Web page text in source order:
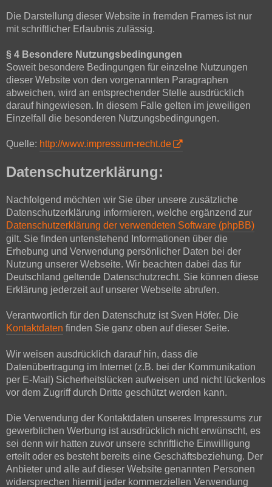
Die Darstellung dieser Website in fremden Frames ist nur
mit schriftlicher Erlaubnis zulässig.
§ 4 Besondere Nutzungsbedingungen
Soweit besondere Bedingungen für einzelne Nutzungen
dieser Website von den vorgenannten Paragraphen
abweichen, wird an entsprechender Stelle ausdrücklich
darauf hingewiesen. In diesem Falle gelten im jeweiligen
Einzelfall die besonderen Nutzungsbedingungen.
Quelle: http://www.impressum-recht.de
Datenschutzerklärung:
Nachfolgend möchten wir Sie über unsere zusätzliche
Datenschutzerklärung informieren, welche ergänzend zur
Datenschutzerklärung der verwendeten Software (phpBB)
gilt. Sie finden untenstehend Informationen über die
Erhebung und Verwendung persönlicher Daten bei der
Nutzung unserer Webseite. Wir beachten dabei das für
Deutschland geltende Datenschutzrecht. Sie können diese
Erklärung jederzeit auf unserer Webseite abrufen.
Verantwortlich für den Datenschutz ist Sven Höfer. Die
Kontaktdaten finden Sie ganz oben auf dieser Seite.
Wir weisen ausdrücklich darauf hin, dass die
Datenübertragung im Internet (z.B. bei der Kommunikation
per E-Mail) Sicherheitslücken aufweisen und nicht lückenlos
vor dem Zugriff durch Dritte geschützt werden kann.
Die Verwendung der Kontaktdaten unseres Impressums zur
gewerblichen Werbung ist ausdrücklich nicht erwünscht, es
sei denn wir hatten zuvor unsere schriftliche Einwilligung
erteilt oder es besteht bereits eine Geschäftsbeziehung. Der
Anbieter und alle auf dieser Website genannten Personen
widersprechen hiermit jeder kommerziellen Verwendung